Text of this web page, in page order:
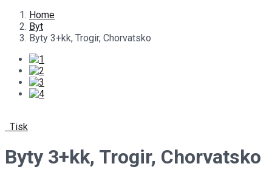
Home
Byt
Byty 3+kk, Trogir, Chorvatsko
Tisk
Byty 3+kk, Trogir, Chorvatsko